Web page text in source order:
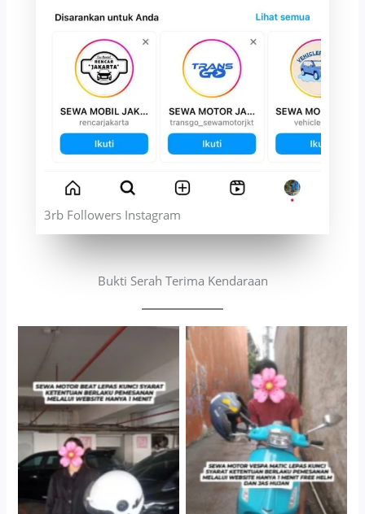
3rb Followers Instagram
Bukti Serah Terima Kendaraan
Cityplaza Jatinegara
Gedung Parkir P6A
Antar Jemput Kendaraan